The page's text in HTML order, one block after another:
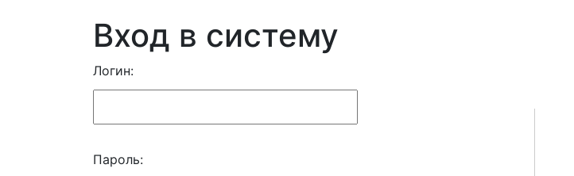
Вход в систему
Логин:
Пароль: